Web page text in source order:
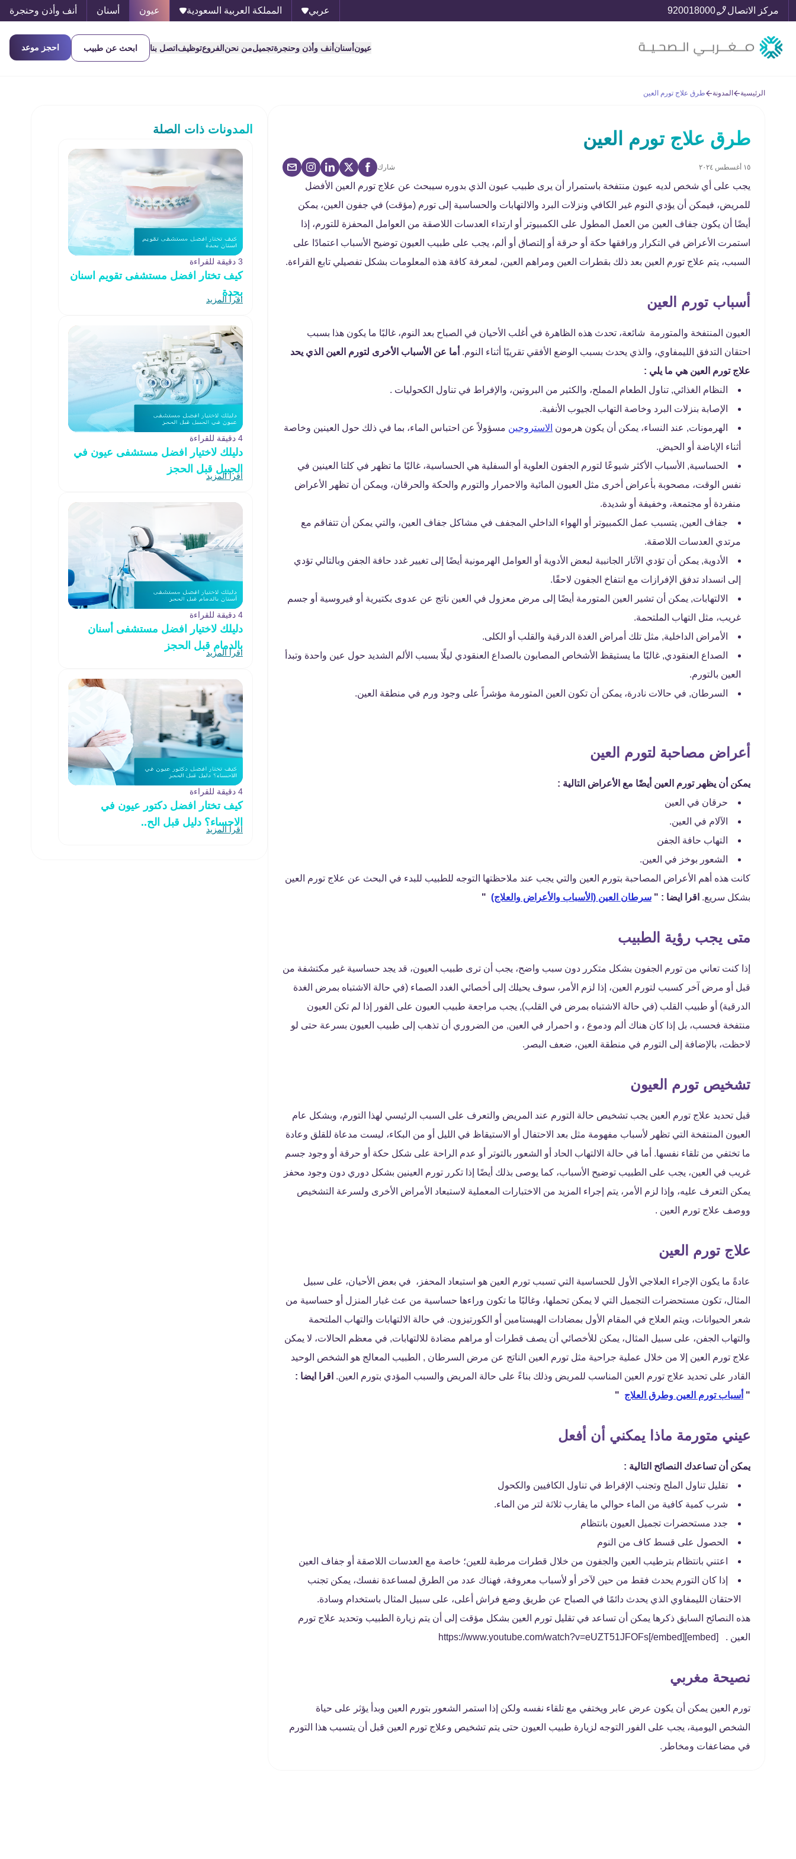
مركز الاتصال 920018000 عربي المملكة العربية السعودية عيون أسنان أنف وأذن وحنجرة
عيون أسنان أنف وأذن وحنجرةتجميلمن نحن الفروعتوظيف اتصل بنا ابحث عن طبيب احجز موعد
الرئيسية المدونة طرق علاج تورم العين
طرق علاج تورم العين
١٥ أغسطس ٢٠٢٤ شارك
يجب على أي شخص لديه عيون منتفخة باستمرار أن يرى طبيب عيون الذي بدوره سيبحث عن علاج تورم العين الأفضل
للمريض، فيمكن أن يؤدي النوم غير الكافي ونزلات البرد والالتهابات والحساسية إلى تورم (مؤقت) في جفون العين، يمكن
أيضًا أن يكون جفاف العين من العمل المطول على الكمبيوتر أو ارتداء العدسات اللاصقة من العوامل المحفزة للتورم، إذا
استمرت الأعراض في التكرار ورافقها حكة أو حرقة أو إلتصاق أو ألم، يجب على طبيب العيون توضيح الأسباب اعتمادًا على
السبب، يتم علاج تورم العين بعد ذلك بقطرات العين ومراهم العين، لمعرفة كافة هذه المعلومات بشكل تفصيلي تابع القراءة.
أسباب تورم العين
العيون المنتفخة والمتورمة شائعة، تحدث هذه الظاهرة في أغلب الأحيان في الصباح بعد النوم، غالبًا ما يكون هذا بسبب
احتقان التدفق الليمفاوي، والذي يحدث بسبب الوضع الأفقي تقريبًا أثناء النوم. أما عن الأسباب الأخرى لتورم العين الذي يحد
علاج تورم العين هي ما يلي :
النظام الغذائي, تناول الطعام المملح، والكثير من البروتين، والإفراط في تناول الكحوليات .
الإصابة بنزلات البرد وخاصة التهاب الجيوب الأنفية.
الهرمونات, عند النساء، يمكن أن يكون هرمون الاستروجين مسؤولاً عن احتباس الماء، بما في ذلك حول العينين وخاصة
أثناء الإباضة أو الحيض.
الحساسية, الأسباب الأكثر شيوعًا لتورم الجفون العلوية أو السفلية هي الحساسية، غالبًا ما تظهر في كلتا العينين في
نفس الوقت، مصحوبة بأعراض أخرى مثل العيون المائية والاحمرار والتورم والحكة والحرقان، ويمكن أن تظهر الأعراض
منفردة أو مجتمعة، وخفيفة أو شديدة.
جفاف العين, يتسبب عمل الكمبيوتر أو الهواء الداخلي المجفف في مشاكل جفاف العين، والتي يمكن أن تتفاقم مع
مرتدي العدسات اللاصقة.
الأدوية, يمكن أن تؤدي الآثار الجانبية لبعض الأدوية أو العوامل الهرمونية أيضًا إلى تغيير غدد حافة الجفن وبالتالي تؤدي
إلى انسداد تدفق الإفرازات مع انتفاخ الجفون لاحقًا.
الالتهابات, يمكن أن تشير العين المتورمة أيضًا إلى مرض معزول في العين ناتج عن عدوى بكتيرية أو فيروسية أو جسم
غريب، مثل التهاب الملتحمة.
الأمراض الداخلية, مثل تلك أمراض الغدة الدرقية والقلب أو الكلى.
الصداع العنقودي, غالبًا ما يستيقظ الأشخاص المصابون بالصداع العنقودي ليلًا بسبب الألم الشديد حول عين واحدة وتبدأ
العين بالتورم.
السرطان, في حالات نادرة، يمكن أن تكون العين المتورمة مؤشراً على وجود ورم في منطقة العين.
أعراض مصاحبة لتورم العين
يمكن أن يظهر تورم العين أيضًا مع الأعراض التالية :
حرقان في العين
الآلام في العين.
التهاب حافة الجفن
الشعور بوخز في العين.
كانت هذه أهم الأعراض المصاحبة بتورم العين والتي يجب عند ملاحظتها التوجه للطبيب للبدء في البحث عن علاج تورم العين
بشكل سريع. اقرا ايضا : " سرطان العين (الأسباب والأعراض والعلاج) "
متى يجب رؤية الطبيب
إذا كنت تعاني من تورم الجفون بشكل متكرر دون سبب واضح، يجب أن ترى طبيب العيون، قد يجد حساسية غير مكتشفة من
قبل أو مرض آخر كسبب لتورم العين، إذا لزم الأمر، سوف يحيلك إلى أخصائي الغدد الصماء (في حالة الاشتباه بمرض الغدة
الدرقية) أو طبيب القلب (في حالة الاشتباه بمرض في القلب), يجب مراجعة طبيب العيون على الفور إذا لم تكن العيون
منتفخة فحسب، بل إذا كان هناك ألم ودموع ، و احمرار في العين, من الضروري أن تذهب إلى طبيب العيون بسرعة حتى لو
لاحظت، بالإضافة إلى التورم في منطقة العين، ضعف البصر.
تشخيص تورم العيون
قبل تحديد علاج تورم العين يجب تشخيص حالة التورم عند المريض والتعرف على السبب الرئيسي لهذا التورم، وبشكل عام
العيون المنتفخة التي تظهر لأسباب مفهومة مثل بعد الاحتفال أو الاستيقاظ في الليل أو من البكاء، ليست مدعاة للقلق وعادة
ما تختفي من تلقاء نفسها. أما في حالة الالتهاب الحاد أو الشعور بالتوتر أو عدم الراحة على شكل حكة أو حرقة أو وجود جسم
غريب في العين، يجب على الطبيب توضيح الأسباب، كما يوصى بذلك أيضًا إذا تكرر تورم العينين بشكل دوري دون وجود محفز
يمكن التعرف عليه، وإذا لزم الأمر، يتم إجراء المزيد من الاختبارات المعملية لاستبعاد الأمراض الأخرى ولسرعة التشخيص
ووصف علاج تورم العين .
علاج تورم العين
عادةً ما يكون الإجراء العلاجي الأول للحساسية التي تسبب تورم العين هو استبعاد المحفز، في بعض الأحيان، على سبيل
المثال، تكون مستحضرات التجميل التي لا يمكن تحملها، وغالبًا ما تكون وراءها حساسية من عث غبار المنزل أو حساسية من
شعر الحيوانات، ويتم العلاج في المقام الأول بمضادات الهيستامين أو الكورتيزون. في حالة الالتهابات والتهاب الملتحمة
والتهاب الجفن، على سبيل المثال، يمكن للأخصائي أن يصف قطرات أو مراهم مضادة للالتهابات, في معظم الحالات، لا يمكن
علاج تورم العين إلا من خلال عملية جراحية مثل تورم العين الناتج عن مرض السرطان , الطبيب المعالج هو الشخص الوحيد
القادر على تحديد علاج تورم العين المناسب للمريض وذلك بناءً على حالة المريض والسبب المؤدي بتورم العين. اقرا ايضا :
" أسباب تورم العين وطرق العلاج "
عيني متورمة ماذا يمكني أن أفعل
يمكن أن تساعدك النصائح التالية :
تقليل تناول الملح وتجنب الإفراط في تناول الكافيين والكحول
شرب كمية كافية من الماء حوالي ما يقارب ثلاثة لتر من الماء.
جدد مستحضرات تجميل العيون بانتظام
الحصول على قسط كاف من النوم
اعتني بانتظام بترطيب العين والجفون من خلال قطرات مرطبة للعين؛ خاصة مع العدسات اللاصقة أو جفاف العين
إذا كان التورم يحدث فقط من حين لآخر أو لأسباب معروفة، فهناك عدد من الطرق لمساعدة نفسك، يمكن تجنب
الاحتقان الليمفاوي الذي يحدث دائمًا في الصباح عن طريق وضع فراش أعلى، على سبيل المثال باستخدام وسادة.
هذه النصائح السابق ذكرها يمكن أن تساعد في تقليل تورم العين بشكل مؤقت إلى أن يتم زيارة الطبيب وتحديد علاج تورم
العين . [embed]https://www.youtube.com/watch?v=eUZT51JFOFs[/embed]
نصيحة مغربي
تورم العين يمكن أن يكون عرض عابر ويختفي مع تلقاء نفسه ولكن إذا استمر الشعور بتورم العين وبدأ يؤثر على حياة
الشخص اليومية، يجب على الفور التوجه لزيارة طبيب العيون حتى يتم تشخيص وعلاج تورم العين قبل أن يتسبب هذا التورم
في مضاعفات ومخاطر.
المدونات ذات الصلة
3 دقيقة للقراءة
كيف تختار افضل مستشفى تقويم اسنان
بجدة
اقرأ المزيد
4 دقيقة للقراءة
دليلك لاختيار افضل مستشفى عيون في
الجبيل قبل الحجز
اقرأ المزيد
4 دقيقة للقراءة
دليلك لاختيار افضل مستشفى أسنان
بالدمام قبل الحجز
اقرأ المزيد
4 دقيقة للقراءة
كيف تختار افضل دكتور عيون في
الاحساء؟ دليل قبل الح..
اقرأ المزيد